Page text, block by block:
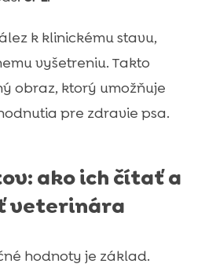
k klinickému stavu,
vyšetreniu. Takto
obraz, ktorý umožňuje
pre zdravie psa.
ako ich čítať a
veterinára
hodnoty je základ.